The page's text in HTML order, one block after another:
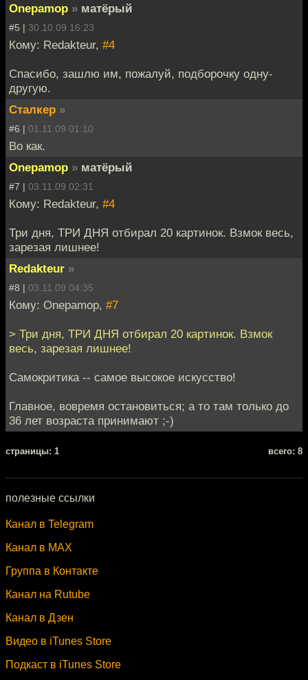
Onepamop » матёрый
#5 | 30.10.09 16:23
Кому: Redakteur, #4
Спасибо, зашлю им, пожалуй, подборочку одну-
другую.
Сталкер »
#6 | 01.11.09 01:10
Во как.
Onepamop » матёрый
#7 | 03.11.09 02:31
Кому: Redakteur, #4
Три дня, ТРИ ДНЯ отбирал 20 картинок. Взмок весь,
зарезая лишнее!
Redakteur »
#8 | 03.11.09 04:35
Кому: Onepamop, #7
> Три дня, ТРИ ДНЯ отбирал 20 картинок. Взмок
весь, зарезая лишнее!
Самокритика -- самое высокое искусство!
Главное, вовремя остановиться; а то там только до
36 лет возраста принимают ;-)
cтраницы: 1 всего: 8
полезные ссылки
Канал в Telegram
Канал в MAX
Группа в Контакте
Канал на Rutube
Канал в Дзен
Видео в iTunes Store
Подкаст в iTunes Store